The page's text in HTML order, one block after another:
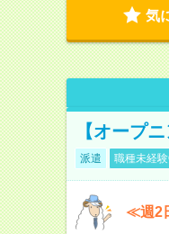
気
【オープ
派遣 職種未経
≪週2